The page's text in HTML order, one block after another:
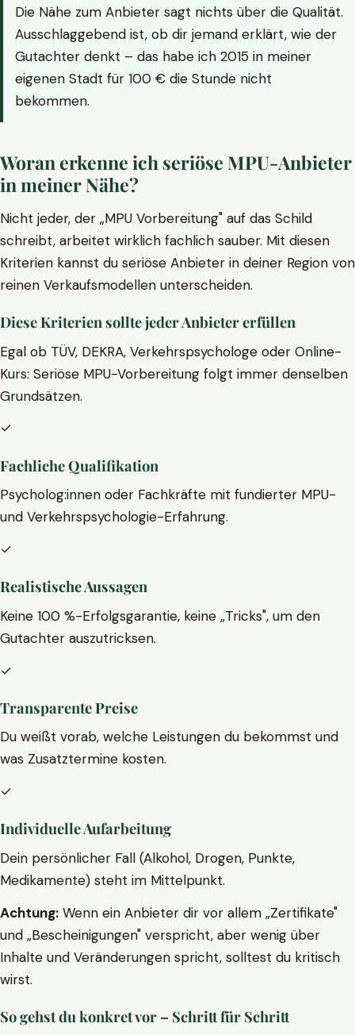
Die Nähe zum Anbieter sagt nichts über die Qualität.
Ausschlaggebend ist, ob dir jemand erklärt, wie der
Gutachter denkt – das habe ich 2015 in meiner
eigenen Stadt für 100 € die Stunde nicht
bekommen.
Woran erkenne ich seriöse MPU-Anbieter
in meiner Nähe?
Nicht jeder, der „MPU Vorbereitung" auf das Schild
schreibt, arbeitet wirklich fachlich sauber. Mit diesen
Kriterien kannst du seriöse Anbieter in deiner Region von
reinen Verkaufsmodellen unterscheiden.
Diese Kriterien sollte jeder Anbieter erfüllen
Egal ob TÜV, DEKRA, Verkehrspsychologe oder Online-
Kurs: Seriöse MPU-Vorbereitung folgt immer denselben
Grundsätzen.
✓
Fachliche Qualifikation
Psycholog:innen oder Fachkräfte mit fundierter MPU-
und Verkehrspsychologie-Erfahrung.
✓
Realistische Aussagen
Keine 100 %-Erfolgsgarantie, keine „Tricks", um den
Gutachter auszutricksen.
✓
Transparente Preise
Du weißt vorab, welche Leistungen du bekommst und
was Zusatztermine kosten.
✓
Individuelle Aufarbeitung
Dein persönlicher Fall (Alkohol, Drogen, Punkte,
Medikamente) steht im Mittelpunkt.
Achtung: Wenn ein Anbieter dir vor allem „Zertifikate"
und „Bescheinigungen" verspricht, aber wenig über
Inhalte und Veränderungen spricht, solltest du kritisch
wirst.
So gehst du konkret vor – Schritt für Schritt